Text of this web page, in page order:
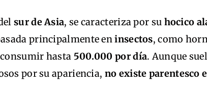
sur de Asia, se caracteriza por su hocico
principalmente eninsectos, como
hasta 500.000 por día. Aunque
por su apariencia, no existe parentesco